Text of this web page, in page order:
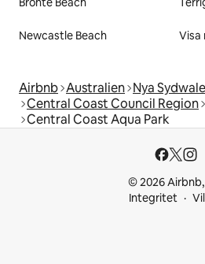
Newcastle Beach Visa
Airbnb Australien Nya
Central Coast Council Region
Central Coast Aqua Park
© 2026 Airbnb,
Integritet